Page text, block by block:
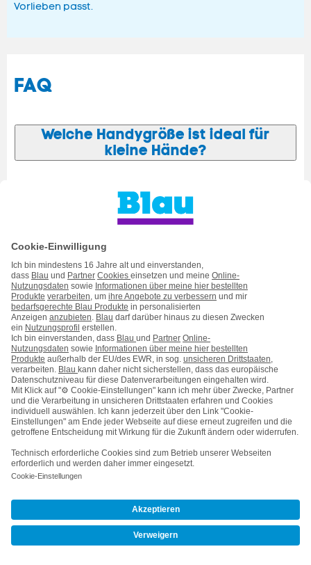
Vorlieben passt.
FAQ
Welche Handygröße ist ideal für
kleine Hände?
Ist ein größeres Display besser?
Wie wirkt sich die Displaygröße auf
den Akkuverbrauch aus?
Sind zwei Smartphones mit 6,7 Zoll
immer gleich groß?
Kompaktes Smartphone: Beste